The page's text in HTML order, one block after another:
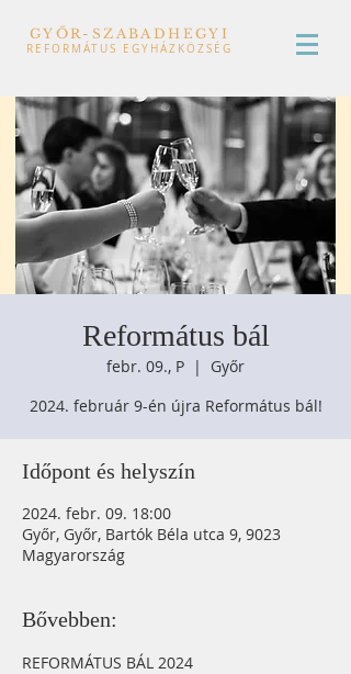
GYŐR-SZABADHEGYI
REFORMÁTUS EGYHÁZKÖZSÉG
Református bál
febr. 09., P
  |
Győr
2024. február 9-én újra Református bál!
Időpont és helyszín
2024. febr. 09. 18:00
Győr, Győr, Bartók Béla utca 9, 9023
Magyarország
Bővebben:
REFORMÁTUS BÁL 2024